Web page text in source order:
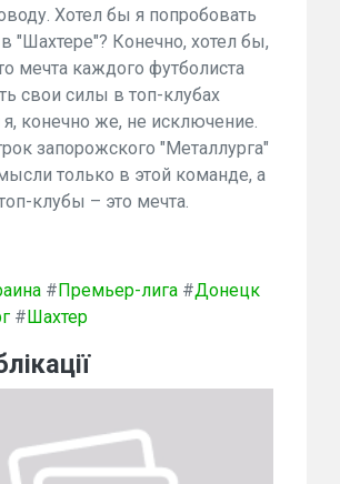
Хотел бы я попробовать
"Шахтере"? Конечно, хотел бы,
мечта каждого футболиста
свои силы в топ-клубах
конечно же, не исключение.
запорожского "Металлурга"
только в этой команде, а
клубы – это мечта.
#Премьер-лига #Донецк
#Шахтер